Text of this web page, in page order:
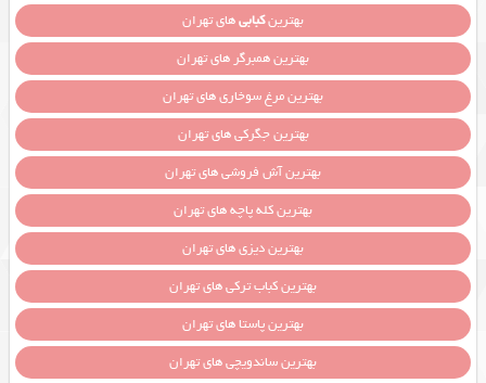
بهترینکبابیهای تهران
بهترین همبرگر های تهران
بهترین مرغ سوخاری های تهران
بهترین جگرکی های تهران
بهترین آش فروشی های تهران
بهترین کله پاچه های تهران
بهترین دیزی های تهران
بهترین کباب ترکی های تهران
بهترین پاستا های تهران
بهترین ساندویچی های تهران